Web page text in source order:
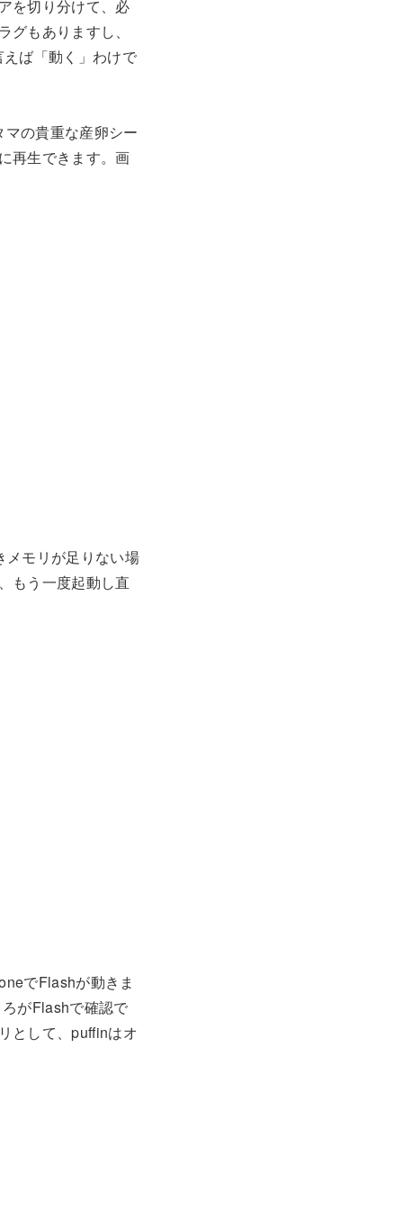
を切り分けて、必
もありますし、
ば「動く」わけで
マの貴重な産卵シー
再生できます。画
メモリが足りない場
もう一度起動し直
でFlashが動きま
がFlashで確認で
として、puffinはオ